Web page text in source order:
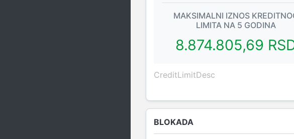
MAKSIMALNI IZNOS
LIMITA NA 5 GODINA
8.874.805,69
CreditLimitDesc
BLOKADA